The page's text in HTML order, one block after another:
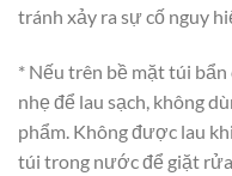
tránh xảy ra sự cố nguy
* Nếu trên bề mặt túi
nhẹ để lau sạch, không
phẩm. Không được lau
túi trong nước để giặt